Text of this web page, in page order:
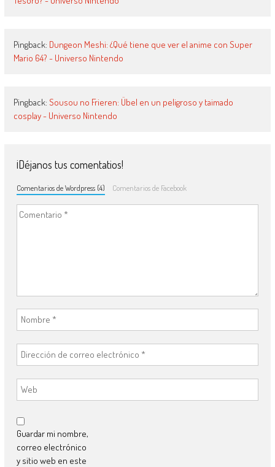
Pingback: Dungeon Meshi: ¿Qué tiene que ver el anime con Super
Mario 64? - Universo Nintendo
Pingback: Sousou no Frieren: Übel en un peligroso y taimado
cosplay - Universo Nintendo
¡Déjanos tus comentatios!
Comentarios de Wordpress (4) Comentarios de Facebook
Guardar mi nombre,
correo electrónico
y sitio web en este